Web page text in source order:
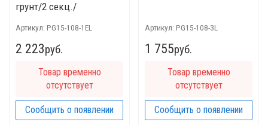
грунт/2 секц./
Артикул: PG15-108-1EL
2 223руб.
Товар временно
отсутствует
Сообщить о появлении
Артикул: PG15-108-3L
1 755руб.
Товар временно
отсутствует
Сообщить о появлении